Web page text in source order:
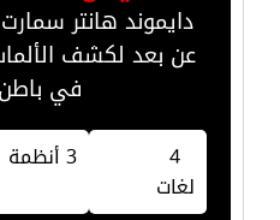
دايموند هانتر
عن بعد لكشف
في
4
لغات
3 أنظمة